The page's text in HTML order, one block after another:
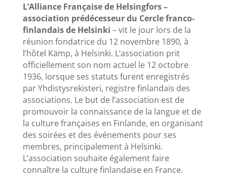
L’Alliance Française de Helsingfors –
association prédécesseur du Cercle franco-
finlandais de Helsinki – vit le jour lors de la
réunion fondatrice du 12 novembre 1890, à
l’hôtel Kämp, à Helsinki. L’association prit
officiellement son nom actuel le 12 octobre
1936, lorsque ses statuts furent enregistrés
par Yhdistysrekisteri, registre finlandais des
associations. Le but de l’association est de
promouvoir la connaissance de la langue et de
la culture françaises en Finlande, en organisant
des soirées et des événements pour ses
membres, principalement à Helsinki.
L’association souhaite également faire
connaître la culture finlandaise en France.